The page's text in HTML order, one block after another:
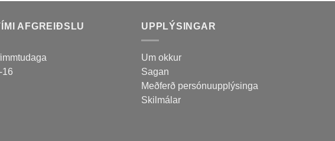
AFGREIÐSLU
16
UPPLÝSINGAR
Um okkur
Sagan
Meðferð persónuupplýsinga
Skilmálar